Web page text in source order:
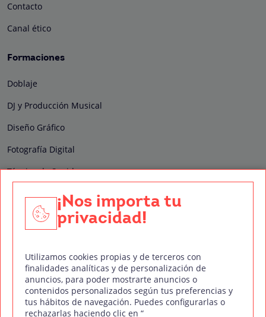
Contacto
Canal ético
Formaciones
Doblaje
DJ y Producción Musical
Diseño Gráfico
Fotografía Digital
Técnico de Sonido
Edición y Postproducción de Vídeo
Nuestros sellos de calidad
Síguenos en Redes Sociales
¡Nos importa tu
privacidad!
Utilizamos cookies propias y de terceros con
finalidades analíticas y de personalización de
anuncios, para poder mostrarte anuncios o
contenidos personalizados según tus preferencias y
tus hábitos de navegación. Puedes configurarlas o
rechazarlas haciendo clic en “